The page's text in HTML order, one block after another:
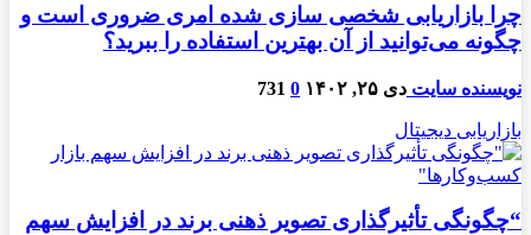
چرا بازاریابی شخصی سازی شده امری ضروری است و
چگونه می‌توانید از آن بهترین استفاده را ببرید؟
نویسنده سایت دی ۲۵, ۱۴۰۲ 0
731
بازاریابی دیجیتال
“چگونگی تأثیرگذاری تصویر ذهنی برند در افزایش سهم